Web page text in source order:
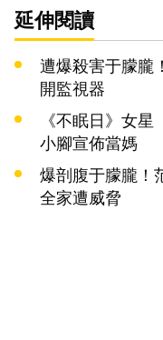
延伸閱讀
遭爆殺害于朦朧
開監視器
《不眠日》女
小腳宣佈當媽
爆剖腹于朦朧！
全家遭威脅